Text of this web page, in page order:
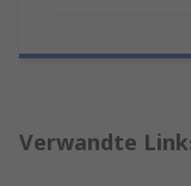
Verwandte